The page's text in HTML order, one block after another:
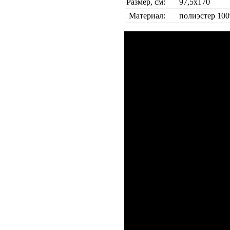
Размер, см:
97,5х170
Материал:
полиэстер